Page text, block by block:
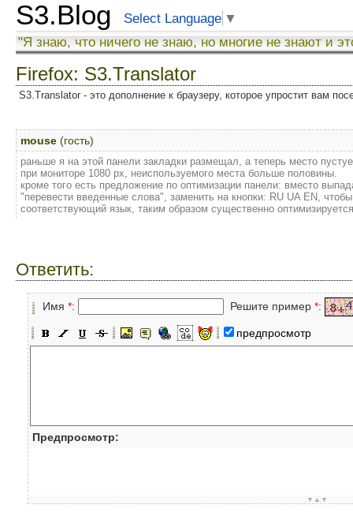
S3.Blog Select Language ▼
"Я знаю, что ничего не знаю, но многие не знают и
Firefox: S3.Translator
S3.Translator - это дополнение к браузеру, которое упростит вам
mouse (гость)
раньше я на этой панели закладки размещал, а теперь место
при мониторе 1080 px, неиспользуемого места больше половины.
кроме того есть предложение по оптимизации панели: вместо
"перевести введенные слова", заменить на кнопки: RU UA EN,
соответствующий язык, таким образом существенно
Ответить:
Имя *: Решите пример *:
предпросмотр
Предпросмотр:
▼▲▼